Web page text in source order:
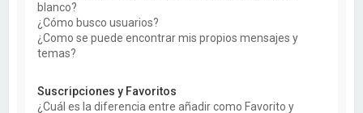
blanco?
¿Cómo busco usuarios?
¿Como se puede encontrar mis propios mensajes y
temas?
Suscripciones y Favoritos
¿Cuál es la diferencia entre añadir como Favorito y